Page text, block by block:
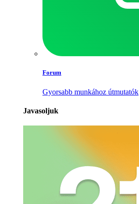
Forum
Gyorsabb munkához útmutatók
Javasoljuk